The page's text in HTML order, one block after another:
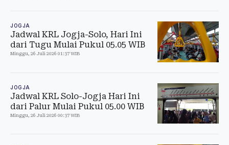
JOGJA
Jadwal KRL Jogja-Solo, Hari Ini
dari Tugu Mulai Pukul 05.05 WIB
Minggu, 26 Juli 2026 01:37 WIB
JOGJA
Jadwal KRL Solo-Jogja Hari Ini
dari Palur Mulai Pukul 05.00 WIB
Minggu, 26 Juli 2026 00:37 WIB